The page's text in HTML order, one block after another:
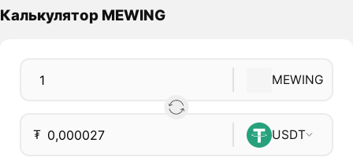
Калькулятор MEWING
MEWING
₮ USDT